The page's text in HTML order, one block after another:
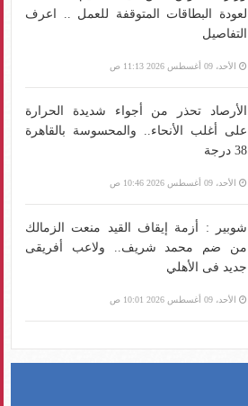
لعودة البطاقات المتوقفة للعمل .. اعرف
التفاصيل
الأحد، 09 أغسطس 2026 11:13 ص
الأرصاد تحذر من أجواء شديدة الحرارة
على أغلب الأنحاء.. والمحسوسة بالقاهرة
38 درجة
الأحد، 09 أغسطس 2026 10:46 ص
شوبير : أزمة إيقاف القيد منعت الزمالك
من ضم محمد شريف.. ولاعب أفريقى
جديد فى الأهلي
الأحد، 09 أغسطس 2026 10:01 ص